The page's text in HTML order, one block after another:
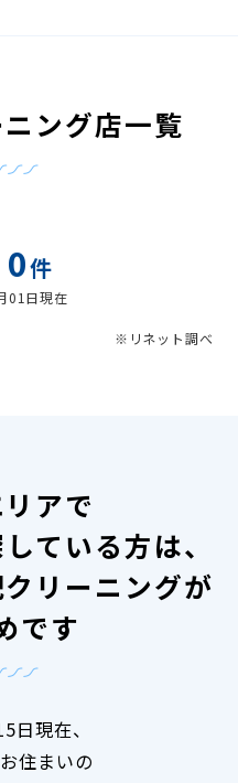
ング店一覧
0件
01日現在
※リネット調べ
アで
ている方は、
リーニングが
です
日現在、
住まいの